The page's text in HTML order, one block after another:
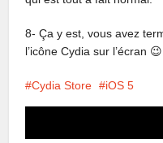
8- Ça y est, vous avez
l’icône Cydia sur l’écran 😉
Cydia Store iOS 5